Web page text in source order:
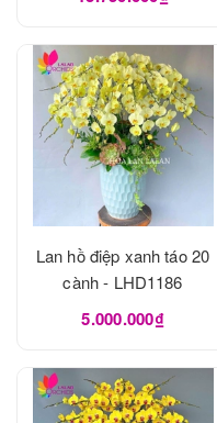
Lan hồ điệp xanh táo 20
cành - LHD1186
5.000.000₫